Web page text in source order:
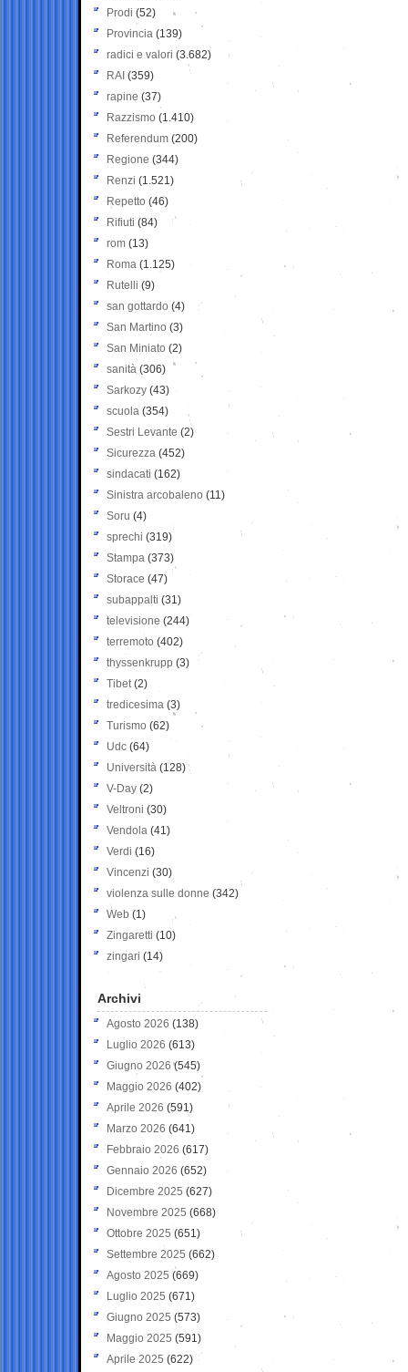
Prodi (52)
Provincia (139)
radici e valori (3.682)
RAI (359)
rapine (37)
Razzismo (1.410)
Referendum (200)
Regione (344)
Renzi (1.521)
Repetto (46)
Rifiuti (84)
rom (13)
Roma (1.125)
Rutelli (9)
san gottardo (4)
San Martino (3)
San Miniato (2)
sanità (306)
Sarkozy (43)
scuola (354)
Sestri Levante (2)
Sicurezza (452)
sindacati (162)
Sinistra arcobaleno (11)
Soru (4)
sprechi (319)
Stampa (373)
Storace (47)
subappalti (31)
televisione(244)
terremoto (402)
thyssenkrupp (3)
Tibet(2)
tredicesima (3)
Turismo (62)
Udc (64)
Università (128)
V-Day (2)
Veltroni (30)
Vendola (41)
Verdi (16)
Vincenzi (30)
violenza sulle donne (342)
Web (1)
Zingaretti (10)
zingari (14)
Archivi
Agosto 2026 (138)
Luglio 2026 (613)
Giugno 2026 (545)
Maggio 2026 (402)
Aprile 2026 (591)
Marzo 2026 (641)
Febbraio 2026 (617)
Gennaio 2026 (652)
Dicembre 2025 (627)
Novembre 2025 (668)
Ottobre 2025 (651)
Settembre 2025 (662)
Agosto 2025 (669)
Luglio 2025 (671)
Giugno 2025 (573)
Maggio 2025 (591)
Aprile 2025 (622)